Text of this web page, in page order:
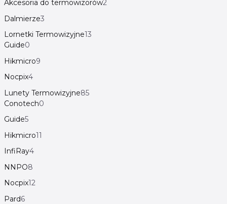
Akcesoria do termowizorów2
Dalmierze3
Lornetki Termowizyjne13
Guide0
Hikmicro9
Nocpix4
Lunety Termowizyjne85
Conotech0
Guide5
Hikmicro11
InfiRay4
NNPO8
Nocpix12
Pard6